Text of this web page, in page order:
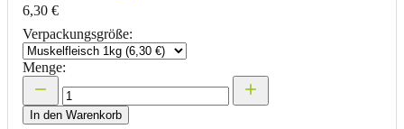
6,30 €
Verpackungsgröße:
Menge:
In den Warenkorb